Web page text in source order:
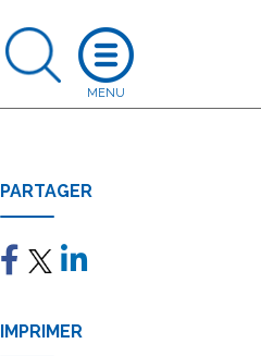
PARTAGER
IMPRIMER